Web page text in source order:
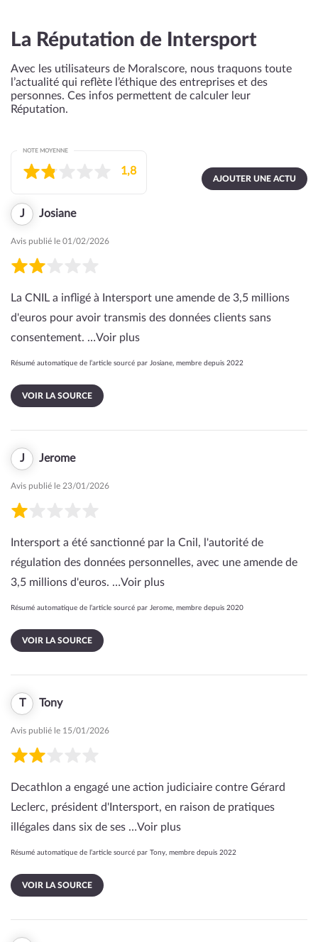
La Réputation de Intersport
Avec les utilisateurs de Moralscore, nous traquons toute
l’actualité qui reflète l’éthique des entreprises et des
personnes. Ces infos permettent de calculer leur
Réputation.
AJOUTER UNE ACTU
NOTE MOYENNE
1,8
J Josiane
Avis publié le 01/02/2026
La CNIL a infligé à Intersport une amende de 3,5 millions
d'euros pour avoir transmis des données clients sans
consentement. …Voir plus
Résumé automatique de l’article sourcé par Josiane, membre depuis 2022
VOIR LA SOURCE
J Jerome
Avis publié le 23/01/2026
Intersport a été sanctionné par la Cnil, l'autorité de
régulation des données personnelles, avec une amende de
3,5 millions d'euros. …Voir plus
Résumé automatique de l’article sourcé par Jerome, membre depuis 2020
VOIR LA SOURCE
T Tony
Avis publié le 15/01/2026
Decathlon a engagé une action judiciaire contre Gérard
Leclerc, président d'Intersport, en raison de pratiques
illégales dans six de ses …Voir plus
Résumé automatique de l’article sourcé par Tony, membre depuis 2022
VOIR LA SOURCE